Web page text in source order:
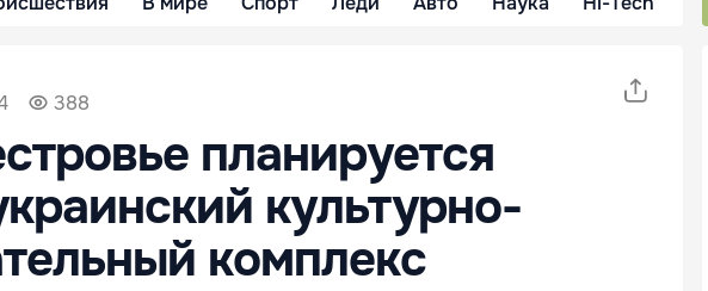
388
планируется
культурно-
комплекс